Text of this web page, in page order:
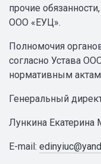
прочие
ООО «ЕУЦ».
Полномочия
согласно Устава
нормативным
Генеральный
Лункина Екатерина
E-mail: